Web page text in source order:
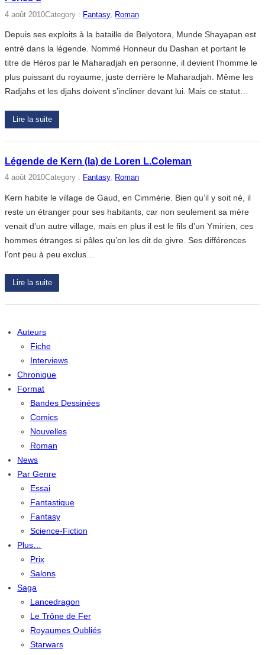
4 août 2010Category : Fantasy, Roman
Depuis ses exploits à la bataille de Belyotora, Munde Shayapan est
entré dans la légende. Nommé Honneur du Dashan et portant le
titre de Héros par le Maharadjah en personne, il devient l’homme le
plus puissant du royaume, juste derrière le Maharadjah. Même les
Radjahs et les djahs doivent s’incliner devant lui. Mais ce statut…
Lire la suite
Légende de Kern (la) de Loren L.Coleman
4 août 2010Category : Fantasy, Roman
Kern habite le village de Gaud, en Cimmérie. Bien qu’il y soit né, il
reste un étranger pour ses habitants, car non seulement sa mère
venait d’un autre village, mais en plus il est le fils d’un Ymirien, ces
hommes étranges si pâles qu’on les dit de givre. Ses différences
l’ont peu à peu exclus…
Lire la suite
Auteurs
Fiche
Interviews
Chronique
Format
Bandes Dessinées
Comics
Nouvelles
Roman
News
Par Genre
Essai
Fantastique
Fantasy
Science-Fiction
Plus…
Prix
Salons
Saga
Lancedragon
Le Trône de Fer
Royaumes Oubliés
Starwars